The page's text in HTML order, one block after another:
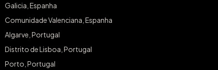
Galicia, Espanha
Comunidade Valenciana, Espanha
Algarve, Portugal
Distrito de Lisboa, Portugal
Porto, Portugal